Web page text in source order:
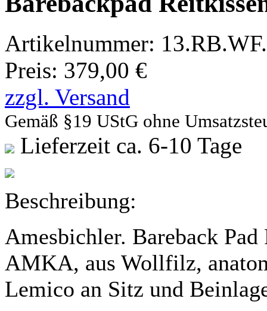
Artikelnummer:
Preis: 379,00 €
zzgl. Versand
Gemäß §19 UStG ohne
Lieferzeit ca. 6-10 Tage
Beschreibung:
Amesbichler. Bareback Pad
AMKA, aus Wollfilz,
Lemico an Sitz und